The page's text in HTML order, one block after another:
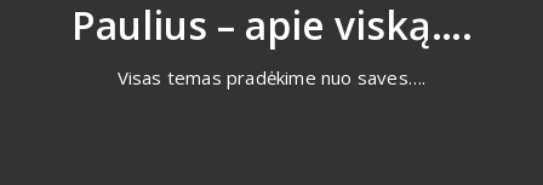
Paulius – apie viską….
Visas temas pradėkime nuo saves….